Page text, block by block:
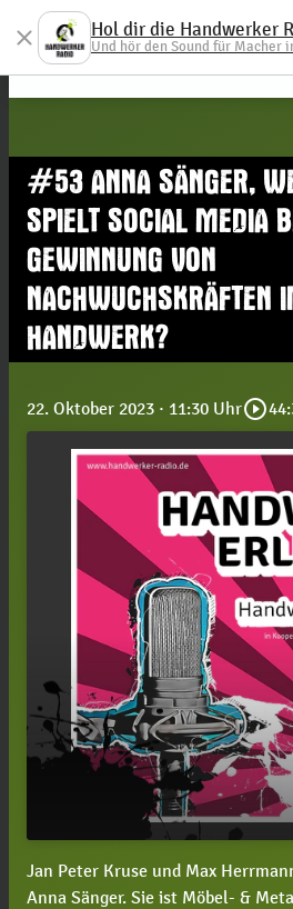
#53 ANNA SÄNGER,
SPIELT SOCIAL MEDIA
GEWINNUNG VON
NACHWUCHSKRÄFTEN
HANDWERK?
22. Oktober 2023 · 11:30 Uhrplay_circle_outline
play_arrow
#53 Anna Sänger,
Media bei der
Jan Peter Kruse und Max
Anna Sänger. Sie ist Möbel- &
close Hol dir die Handwerker
Und hör den Sound für Macher